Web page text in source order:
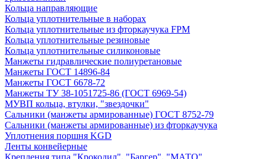
Кольца направляющие
Кольца уплотнительные в наборах
Кольца уплотнительные из фторкаучука FPM
Кольца уплотнительные резиновые
Кольца уплотнительные силиконовые
Манжеты гидравлические полиуретановые
Манжеты ГОСТ 14896-84
Манжеты ГОСТ 6678-72
Манжеты ТУ 38-1051725-86 (ГОСТ 6969-54)
МУВП кольца, втулки, "звездочки"
Сальники (манжеты армированные) ГОСТ 8752-79
Сальники (манжеты армированные) из фторкаучука
Уплотнения поршня KGD
Ленты конвейерные
Крепления типа "Крокодил", "Баргер", "МАТО"